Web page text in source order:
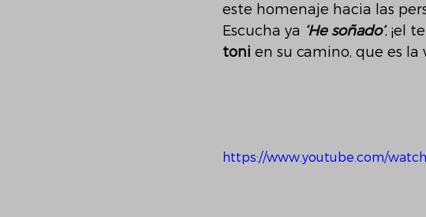
este homenaje hacia las
Escucha ya ‘He soñado’, ¡el
toni en su camino, que es la
https://www.youtube.com/